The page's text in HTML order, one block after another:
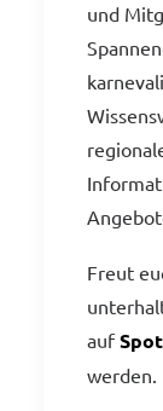
und
Freut
auf
werden.